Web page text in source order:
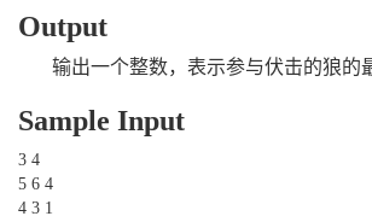
Output
输出一个整数，表示参与伏击的狼的
Sample Input
3 4
5 6 4
4 3 1